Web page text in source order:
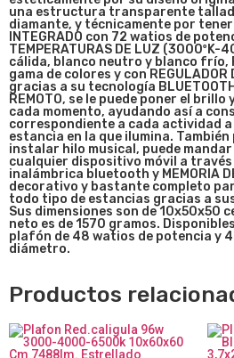
una estructura transparente
diamante, y técnicamente por tener
INTEGRADO con 72 watios de
TEMPERATURAS DE LUZ (3000ºK-
cálida, blanco neutro y blanco frío,
gama de colores y con REGULADOR
gracias a su tecnología
REMOTO, se le puede poner el brillo
cada momento, ayudando así a
correspondiente a cada actividad
estancia en la que ilumina. También
instalar hilo musical, puede mandar
cualquier dispositivo móvil a
inalámbrica bluetooth y MEMORIA
decorativo y bastante completo
todo tipo de estancias gracias a
Sus dimensiones son de 10x50x50
neto es de 1570 gramos.
plafón de 48 watios de potencia y
diámetro.
Productos